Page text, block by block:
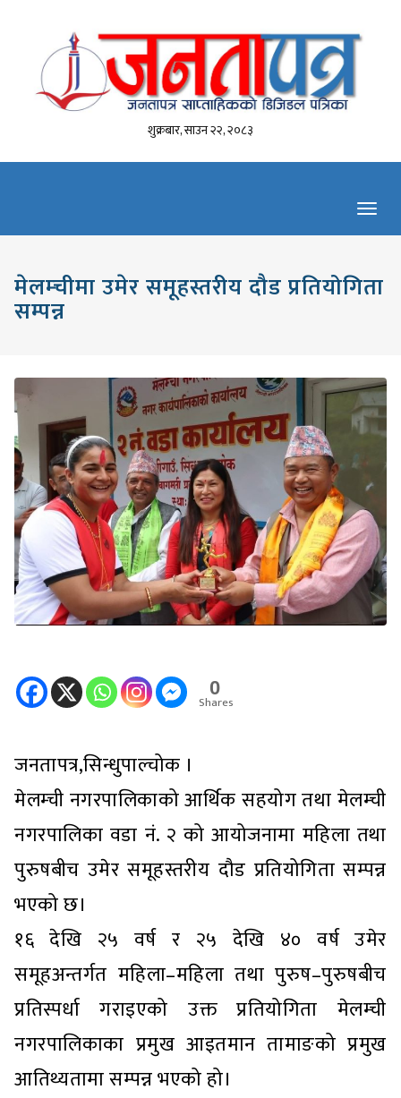
शुक्रबार, साउन २२, २०८३
मेलम्चीमा उमेर समूहस्तरीय दौड प्रतियोगिता
सम्पन्न
0
Shares
जनतापत्र,सिन्धुपाल्चोक ।
मेलम्ची नगरपालिकाको आर्थिक सहयोग तथा मेलम्ची
नगरपालिका वडा नं. २ को आयोजनामा महिला तथा
पुरुषबीच उमेर समूहस्तरीय दौड प्रतियोगिता सम्पन्न
भएको छ।
१६ देखि २५ वर्ष र २५ देखि ४० वर्ष उमेर
समूहअन्तर्गत महिला–महिला तथा पुरुष–पुरुषबीच
प्रतिस्पर्धा गराइएको उक्त प्रतियोगिता मेलम्ची
नगरपालिकाका प्रमुख आइतमान तामाङको प्रमुख
आतिथ्यतामा सम्पन्न भएको हो।